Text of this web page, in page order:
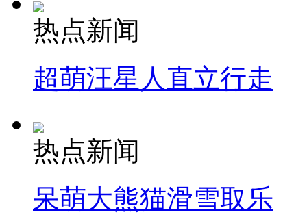
热点新闻
超萌汪星人直立行走
热点新闻
呆萌大熊猫滑雪取乐